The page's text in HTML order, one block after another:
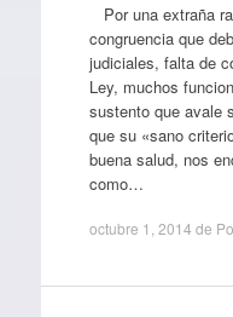
Por una extraña
congruencia que
judiciales, falta de
Ley, muchos
sustento que avale
que su «sano
buena salud, nos
como…
octubre 1, 2014 de